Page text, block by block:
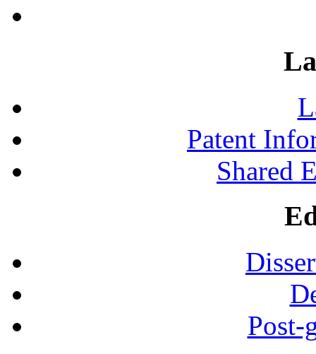
Patent
Shared
Post-